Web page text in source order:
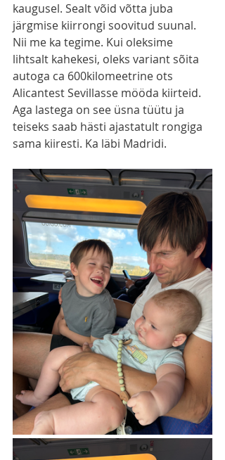
kaugusel. Sealt võid võtta juba
järgmise kiirrongi soovitud suunal.
Nii me ka tegime. Kui oleksime
lihtsalt kahekesi, oleks variant sõita
autoga ca 600kilomeetrine ots
Alicantest Sevillasse mööda kiirteid.
Aga lastega on see üsna tüütu ja
teiseks saab hästi ajastatult rongiga
sama kiiresti. Ka läbi Madridi.